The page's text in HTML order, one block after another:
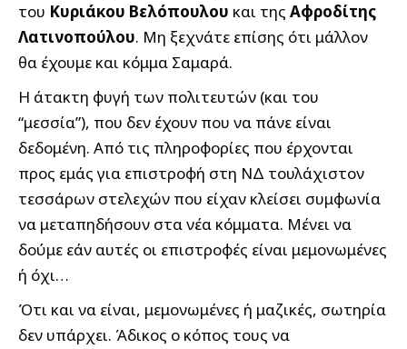
του Κυριάκου Βελόπουλου και της Αφροδίτης
Λατινοπούλου. Μη ξεχνάτε επίσης ότι μάλλον
θα έχουμε και κόμμα Σαμαρά.
Η άτακτη φυγή των πολιτευτών (και του
“μεσσία”), που δεν έχουν που να πάνε είναι
δεδομένη. Από τις πληροφορίες που έρχονται
προς εμάς για επιστροφή στη ΝΔ τουλάχιστον
τεσσάρων στελεχών που είχαν κλείσει συμφωνία
να μεταπηδήσουν στα νέα κόμματα. Μένει να
δούμε εάν αυτές οι επιστροφές είναι μεμονωμένες
ή όχι…
Ότι και να είναι, μεμονωμένες ή μαζικές, σωτηρία
δεν υπάρχει. Άδικος ο κόπος τους να